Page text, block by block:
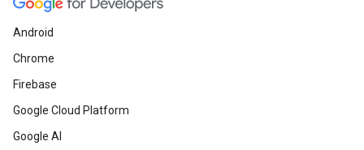
Android
Chrome
Firebase
Google Cloud Platform
Google AI